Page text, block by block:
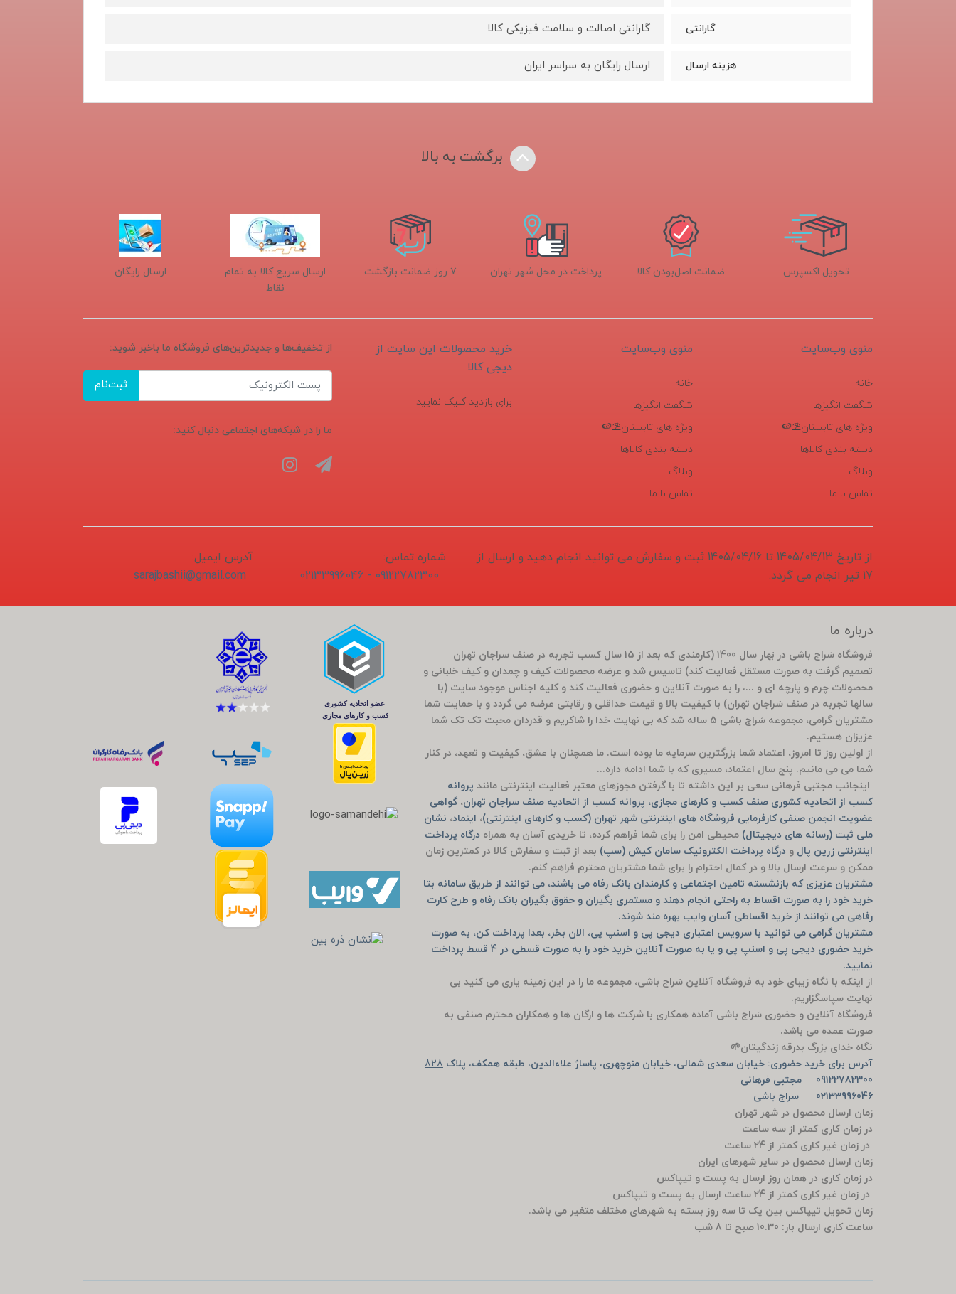
گارانتی گارانتی اصالت و سلامت فیزیکی کالا
هزینه ارسال ارسال رایگان به سراسر ایران
برگشت به بالا
تحویل اکسپرس ضمانت اصل‌بودن کالا پرداخت در محل شهر تهران ۷ روز ضمانت بازگشت
ارسال سریع کالا به تمام
نقاط
ارسال رایگان
منوی وب‌سایت
خانه
شگفت انگیزها
ویژه های تابستان⛱️🍉
دسته بندی کالاها
وبلاگ
تماس با ما
منوی وب‌سایت
خانه
شگفت انگیزها
ویژه های تابستان⛱️🍉
دسته بندی کالاها
وبلاگ
تماس با ما
خرید محصولات این سایت از
دیجی کالا
برای بازدید کلیک نمایید
از تخفیف‌ها و جدیدترین‌های فروشگاه ما باخبر شوید:
ثبت‌نام
ما را در شبکه‌های اجتماعی دنبال کنید:
از تاریخ 1405/04/13 تا 1405/04/16 ثبت و سفارش می توانید انجام دهید و ارسال از
17 تیر انجام می گردد.
شماره تماس:
09122782300 - 02133996046
آدرس ایمیل:
sarajbashii@gmail.com
درباره ما
فروشگاه سَراج باشی در بَهار سال 1400 (کارمندی که بعد از 15 سال کسب تجربه در صنف سراجان تهران
تصمیم گرفت به صورت مستقل فعالیت کند) تاسیس شد و عرضه محصولات کیف و چمدان و کیف خلبانی و
محصولات چرم و پارچه ای و ...، را به صورت آنلاین و حضوری فعالیت کند و کلیه اجناس موجود سایت (با
سالها تجربه در صنف سَراجان تهران) با کیفیت بالا و قیمت حداقلی و رقابتی عرضه می گردد و با حمایت شما
مشتریان گرامی، مجموعه سَراج باشی 5 ساله شد که بی نهایت خدا را شاکریم و قدردان محبت تک تک شما
عزیزان هستیم.
از اولین روز تا امروز، اعتماد شما بزرگترین سرمایه ما بوده است. ما همچنان با عشق، کیفیت و تعهد، در کنار
شما می می مانیم. پنج سال اعتماد، مسیری که با شما ادامه داره...
اینجانب مجتبی فرهانی سعی بر این داشته تا با گرفتن مجوزهای معتبر فعالیت اینترنتی مانند پروانه
کسب از اتحادیه کشوری صنف کسب و کارهای مجازی، پروانه کسب از اتحادیه صنف سراجان تهران،گواهی
عضویت انجمن صنفی کارفرمایی فروشگاه های اینترنتی شهر تهران (کسب و کارهای اینترنتی)، اینماد، نشان
ملی ثبت (رسانه های دیجیتال) محیطی امن را برای شما فراهم کرده، تا خریدی آسان به همراه درگاه پرداخت
اینترنتی زرین پال و درگاه پرداخت الکترونیک سامان کیش (سپ) بعد از ثبت و سفارش کالا در کمترین زمان
ممکن و سرعت ارسال بالا و در کمال احترام را برای شما مشتریان محترم فراهم کنم.
مشتریان عزیزی که بازنشسته تامین اجتماعی و کارمندان بانک رفاه می باشند، می توانند از طریق سامانه بتا
خرید خود را به صورت اقساط به راحتی انجام دهند و مستمری بگیران و حقوق بگیران بانک رفاه و طرح کارت
رفاهی می توانند از خرید اقساطی آسان وایب بهره مند شوند.
مشتریان گرامی می توانید با سرویس اعتباری دیجی پی و اسنپ پی، الان بخر، بعدا پرداخت کن، به صورت
خرید حضوری دیجی پی و اسنپ پی و یا به صورت آنلاین خرید خود را به صورت قسطی در 4 قسط پرداخت
نمایید.
از اینکه با نگاه زیبای خود به فروشگاه آنلاین سَراج باشی، مجموعه ما را در این زمینه یاری می کنید بی
نهایت سپاسگزاریم.
فروشگاه آنلاین و حضوری سَراج باشی آماده همکاری با شرکت ها و ارگان ها و همکاران محترم صنفی به
صورت عمده می باشد.
نگاه خدای بزرگ بدرقه زندگیتان🌱
آدرس برای خرید حضوری: خیابان سعدی شمالی، خیابان منوچهری، پاساژ علاءالدین، طبقه همکف، پلاک 828
09122782300 مجتبی فرهانی
02133996046 سراج باشی
زمان ارسال محصول در شهر تهران
در زمان کاری کمتر از سه ساعت
در زمان غیر کاری کمتر از 24 ساعت
زمان ارسال محصول در سایر شهرهای ایران
در زمان کاری در همان روز ارسال به پست و تیپاکس
در زمان غیر کاری کمتر از 24 ساعت ارسال به پست و تیپاکس
زمان تحویل تیپاکس بین یک تا سه روز بسته به شهرهای مختلف متغیر می باشد.
ساعت کاری ارسال بار: 10.30 صبح تا 8 شب